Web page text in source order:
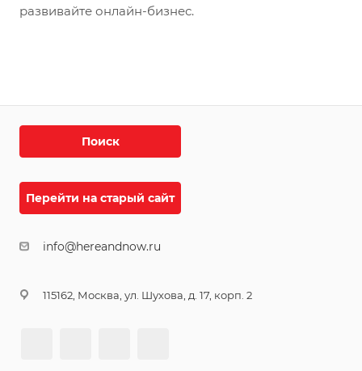
развивайте онлайн-бизнес.
Поиск
Перейти на старый сайт
info@hereandnow.ru
115162, Москва, ул. Шухова, д. 17, корп. 2